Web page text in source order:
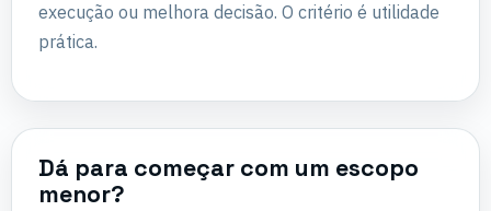
execução ou melhora decisão. O critério é utilidade
prática.
Dá para começar com um escopo
menor?